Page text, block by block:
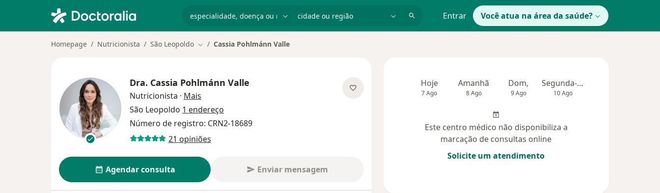
Entrar Você atua na área da saúde?
Homepage Nutricionista São Leopoldo Mudar de cidade
Cassia Pohlmánn Valle
Dra. Cassia Pohlmánn Valle
Nutricionista · Mais
São Leopoldo 1 endereço
Número de registro: CRN2-18689
21 opiniões
Agendar consulta Enviar mensagem
Hoje
7 Ago
Amanhã
8 Ago
Dom,
9 Ago
Segunda-feira
10 Ago
Este centro médico não disponibiliza a
marcação de consultas online
Solicite um atendimento